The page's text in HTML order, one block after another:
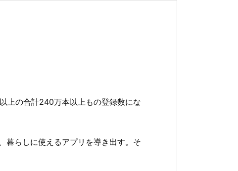
上の合計240万本以上もの登録数にな
暮らしに使えるアプリを導き出す。そ